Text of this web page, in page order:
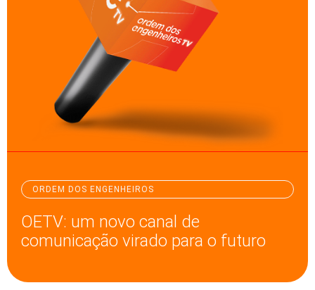
ORDEM DOS ENGENHEIROS
OETV: um novo canal de
comunicação virado para o futuro